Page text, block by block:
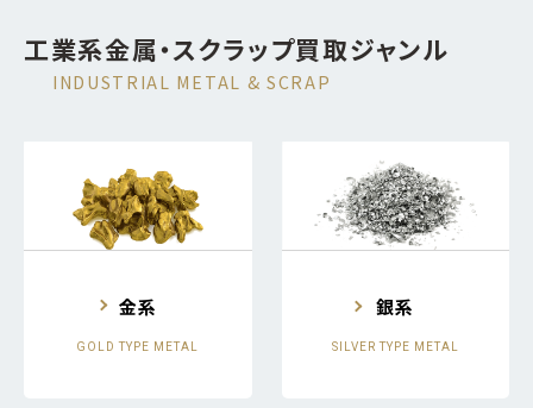
工業系金属・スクラップ買取ジャンル
INDUSTRIAL METAL & SCRAP
金系
GOLD TYPE METAL
銀系
SILVER TYPE METAL